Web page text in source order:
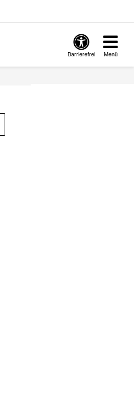
Barrierefrei Menü